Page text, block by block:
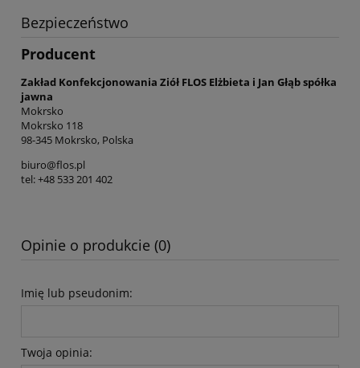
Bezpieczeństwo
Producent
Zakład Konfekcjonowania Ziół FLOS Elżbieta i Jan Głąb spółka
jawna
Mokrsko
Mokrsko 118
98-345 Mokrsko, Polska
biuro@flos.pl
tel: +48 533 201 402
Opinie o produkcie (0)
Imię lub pseudonim:
Twoja opinia: